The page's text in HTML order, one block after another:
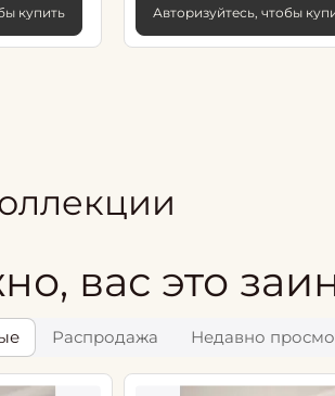
купить Авторизуйтесь, чтобы
вас это
Распродажа Недавно